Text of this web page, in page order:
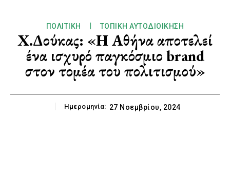
ΠΟΛΙΤΙΚΉ ΤΟΠΙΚΉ ΑΥΤΟΔΙΟΊΚΗΣΗ
Χ.Δούκας: «Η Αθήνα αποτελεί
ένα ισχυρό παγκόσμιο brand
στον τομέα του πολιτισμού»
Ημερομηνία: 27 Νοεμβρίου, 2024